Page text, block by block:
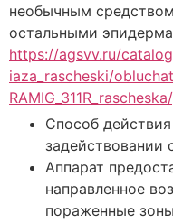
необычным
остальными
https://agsvv.ru/
iaza_rascheski/
RAMIG_311R_rascheska/
Способ
задействовании
Аппарат
направленное
пораженные